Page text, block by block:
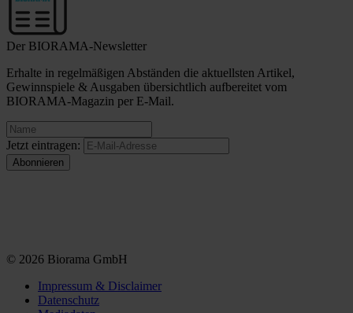
Der BIORAMA-Newsletter
Erhalte in regelmäßigen Abständen die aktuellsten Artikel,
Gewinnspiele & Ausgaben übersichtlich aufbereitet vom
BIORAMA-Magazin per E-Mail.
Jetzt eintragen:
© 2026 Biorama GmbH
Impressum & Disclaimer
Datenschutz